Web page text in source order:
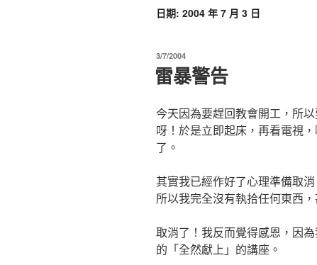
日期: 2004 年 7 月 3 日
發
佈
於
3/7/2004
雷暴警告
今天因為要趕回教會開工，所
呀！於是立即起床，再看電視
了。
其實我已經作好了心理準備取
所以我完全沒有執拾任何東西
取消了！我反而覺得感恩，因
的「全然獻上」的講座。